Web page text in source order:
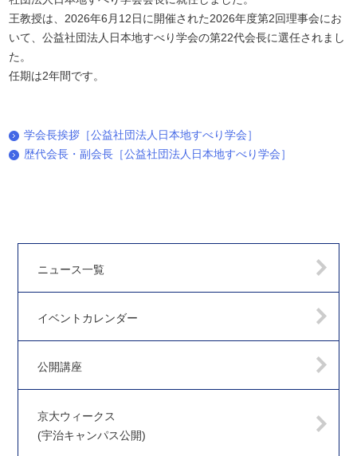
王教授は、2026年6月12日に開催された2026年度第2回理事会にお
いて、公益社団法人日本地すべり学会の第22代会長に選任されまし
た。
任期は2年間です。
学会長挨拶［公益社団法人日本地すべり学会］
歴代会長・副会長［公益社団法人日本地すべり学会］
ニュース一覧
イベントカレンダー
公開講座
京大ウィークス
(宇治キャンパス公開)